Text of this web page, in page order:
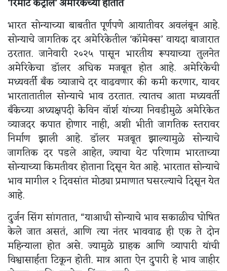
‘रिमोट कंट्रोल’ अमेरिकेच्या हातात
भारत सोन्याच्या बाबतीत पूर्णपणे आयातीवर अवलंबून आहे.
सोन्याचे जागतिक दर अमेरिकेतील ‘कॉमेक्स’ वायदा बाजारात
ठरतात. जानेवारी २०२५ पासून भारतीय रूपयाच्या तुलनेत
अमेरिकेचा डॉलर अधिक मजबूत होत आहे. अमेरिकेची
मध्यवर्ती बँक व्याजाचे दर वाढवणार की कमी करणार, यावर
भारतातातील सोन्याचे भाव ठरतात. त्यातच आता मध्यवर्ती
बँकेच्या अध्यक्षपदी केविन वॉर्श यांच्या निवडीमुळे अमेरिकेत
व्याजदर कपात होणार नाही, अशी भीती जागतिक स्तरावर
निर्माण झाली आहे. डॉलर मजबूत झाल्यामुळे सोन्याचे
जागतिक दर पडले आहेत, ज्याचा थेट परिणाम भारताच्या
सोन्याच्या किमतीवर होताना दिसून येत आहे. भारतात सोन्याचे
भाव मागील २ दिवसांत मोठ्या प्रमाणात घसरल्याचे दिसून येत
आहे.
दुर्जन सिंग सांगतात, “याआधी सोन्याचे भाव सकाळीच घोषित
केले जात असतं, आणि त्या नंतर भाववाढ ही एक ते दोन
महिन्याला होत असे. ज्यामुळे ग्राहक आणि व्यापारी यांची
विश्वासार्हता टिकून होती. मात्र आता ऐन दुपारी हे भाव जाहीर